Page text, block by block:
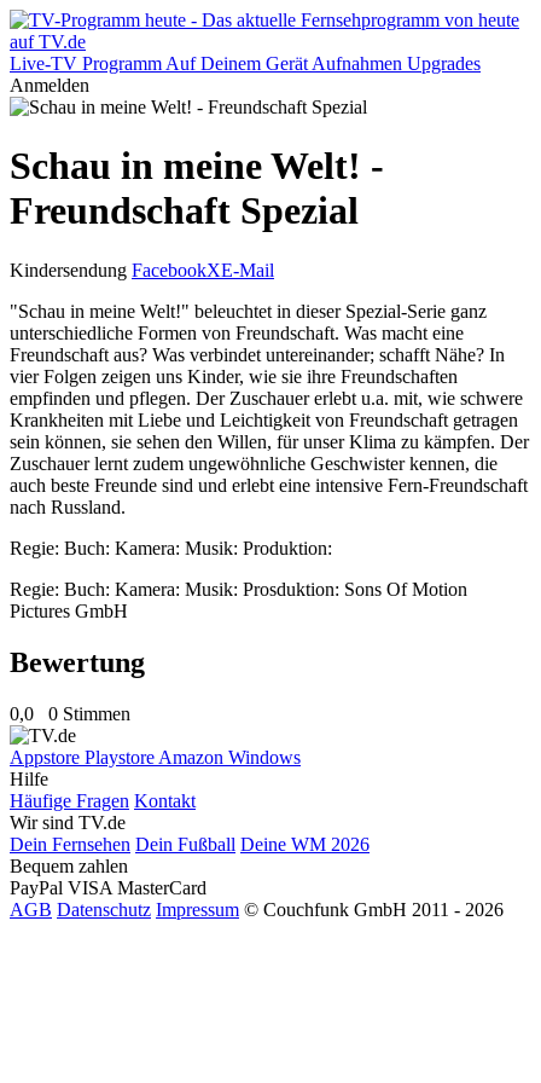
Live-TV Programm Auf Deinem Gerät Aufnahmen Upgrades
Anmelden
Schau in meine Welt! -
Freundschaft Spezial
Kindersendung FacebookXE-Mail
"Schau in meine Welt!" beleuchtet in dieser Spezial-Serie ganz
unterschiedliche Formen von Freundschaft. Was macht eine
Freundschaft aus? Was verbindet untereinander; schafft Nähe? In
vier Folgen zeigen uns Kinder, wie sie ihre Freundschaften
empfinden und pflegen. Der Zuschauer erlebt u.a. mit, wie schwere
Krankheiten mit Liebe und Leichtigkeit von Freundschaft getragen
sein können, sie sehen den Willen, für unser Klima zu kämpfen. Der
Zuschauer lernt zudem ungewöhnliche Geschwister kennen, die
auch beste Freunde sind und erlebt eine intensive Fern-Freundschaft
nach Russland.
Regie: Buch: Kamera: Musik: Produktion:
Regie: Buch: Kamera: Musik: Prosduktion: Sons Of Motion
Pictures GmbH
Bewertung
0,0 0 Stimmen
Appstore Playstore Amazon Windows
Hilfe
Häufige Fragen Kontakt
Wir sind TV.de
Dein Fernsehen Dein Fußball Deine WM 2026
Bequem zahlen
PayPal VISA MasterCard
AGB Datenschutz Impressum © Couchfunk GmbH 2011 - 2026